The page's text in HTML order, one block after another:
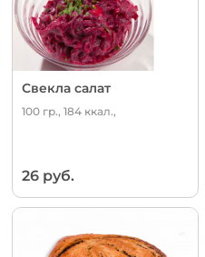
Свекла салат
100 гр., 184 ккал.,
26 руб.